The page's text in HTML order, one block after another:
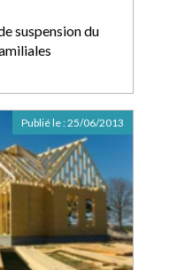
suspension du
Publié le :25/06/2013